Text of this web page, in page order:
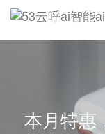
本月特惠